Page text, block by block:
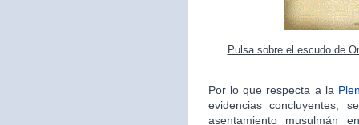
Pulsa sobre el escudo de
Por lo que respecta a la
evidencias concluyentes,
asentamiento musulmán